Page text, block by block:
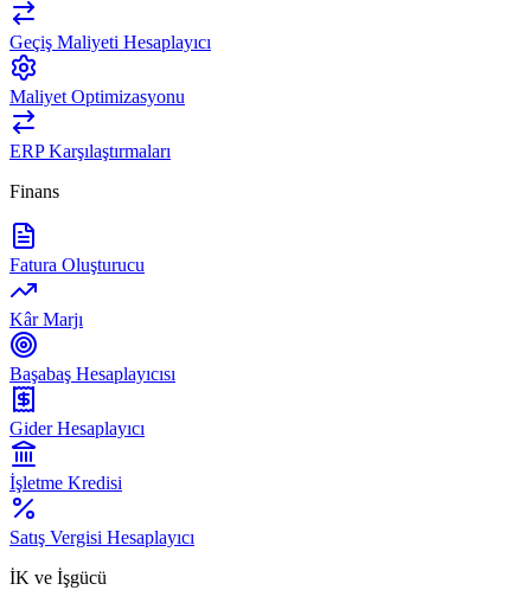
Geçiş Maliyeti Hesaplayıcı
Maliyet Optimizasyonu
ERP Karşılaştırmaları
Finans
Fatura Oluşturucu
Kâr Marjı
Başabaş Hesaplayıcısı
Gider Hesaplayıcı
İşletme Kredisi
Satış Vergisi Hesaplayıcı
İK ve İşgücü